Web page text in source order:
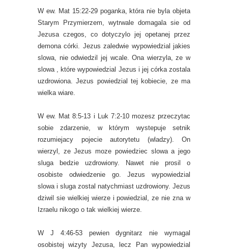
W ew. Mat 15:22-29 poganka, która nie byla objeta
Starym Przymierzem, wytrwale domagala sie od
Jezusa czegos, co dotyczylo jej opetanej przez
demona córki. Jezus zaledwie wypowiedzial jakies
slowa, nie odwiedzil jej wcale. Ona wierzyla, ze w
slowa , które wypowiedzial Jezus i jej córka zostala
uzdrowiona. Jezus powiedzial tej kobiecie, ze ma
wielka wiare.
W ew. Mat 8:5-13 i Luk 7:2-10 mozesz przeczytac
sobie zdarzenie, w którym wystepuje setnik
rozumiejacy pojecie autorytetu (wladzy). On
wierzyl, ze Jezus moze powiedziec slowa a jego
sluga bedzie uzdrowiony. Nawet nie prosil o
osobiste odwiedzenie go. Jezus wypowiedzial
slowa i sluga zostal natychmiast uzdrowiony. Jezus
dziwil sie wielkiej wierze i powiedzial, ze nie zna w
Izraelu nikogo o tak wielkiej wierze.
W J 4:46-53 pewien dygnitarz nie wymagal
osobistej wizyty Jezusa, lecz Pan wypowiedzial